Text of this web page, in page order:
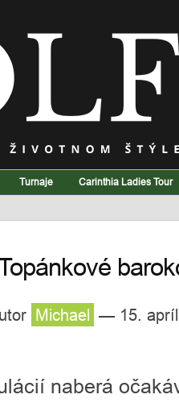
Turnaje Carinthia Ladies Tour
Michael — 15.
naberá